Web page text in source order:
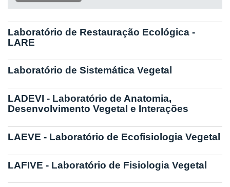
Laboratório de Restauração Ecológica -
LARE
Laboratório de Sistemática Vegetal
LADEVI - Laboratório de Anatomia,
Desenvolvimento Vegetal e Interações
LAEVE - Laboratório de Ecofisiologia Vegetal
LAFIVE - Laboratório de Fisiologia Vegetal